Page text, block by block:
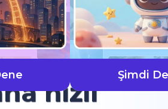
Şimdi
hızlı